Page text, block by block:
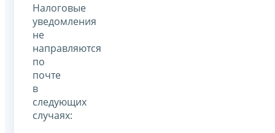
Налоговые
уведомления
не
направляются
по
почте
в
следующих
случаях: